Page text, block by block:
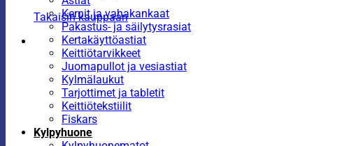
Takaisin kauppaan
Kernit ja vahakankaat
Pakastus- ja säilytysrasiat
Kertakäyttöastiat
Keittiötarvikkeet
Juomapullot ja vesiastiat
Kylmälaukut
Tarjottimet ja tabletit
Keittiötekstiilit
Fiskars
Kylpyhuone